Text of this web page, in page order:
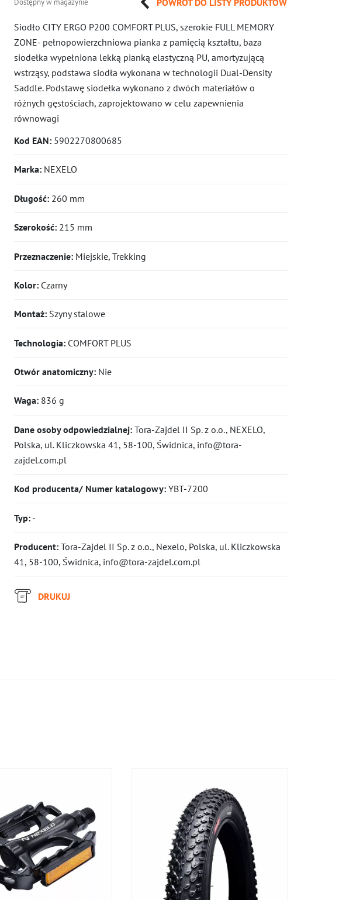
Dostępny w magazynie POWRÓT DO LISTY PRODUKTÓW
Siodło CITY ERGO P200 COMFORT PLUS, szerokie FULL MEMORY
ZONE- pełnopowierzchniowa pianka z pamięcią kształtu, baza
siodełka wypełniona lekką pianką elastyczną PU, amortyzującą
wstrząsy, podstawa siodła wykonana w technologii Dual-Density
Saddle. Podstawę siodełka wykonano z dwóch materiałów o
różnych gęstościach, zaprojektowano w celu zapewnienia
równowagi
Kod EAN: 5902270800685
Marka: NEXELO
Długość: 260 mm
Szerokość: 215 mm
Przeznaczenie: Miejskie, Trekking
Kolor: Czarny
Montaż: Szyny stalowe
Technologia: COMFORT PLUS
Otwór anatomiczny: Nie
Waga: 836 g
Dane osoby odpowiedzialnej: Tora-Zajdel II Sp. z o.o., NEXELO,
Polska, ul. Kliczkowska 41, 58-100, Świdnica, info@tora-
zajdel.com.pl
Kod producenta/ Numer katalogowy: YBT-7200
Typ: -
Producent: Tora-Zajdel II Sp. z o.o., Nexelo, Polska, ul. Kliczkowska
41, 58-100, Świdnica, info@tora-zajdel.com.pl
DRUKUJ